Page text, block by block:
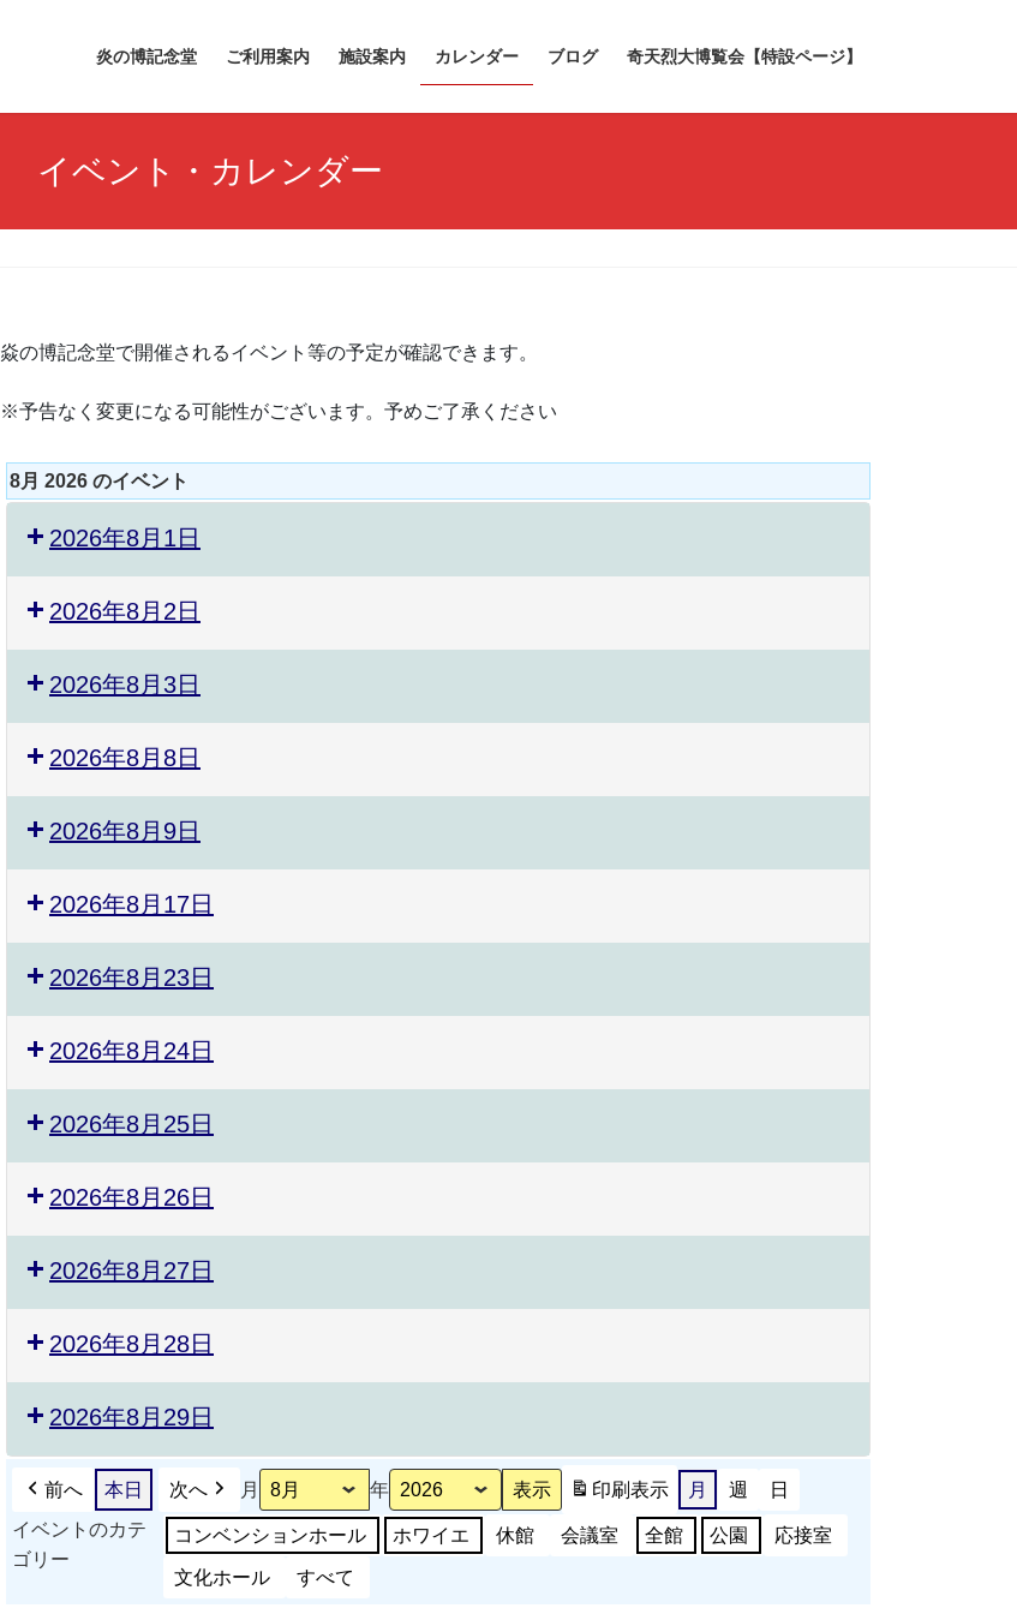
炎の博記念堂 ご利用案内 施設案内 カレンダー ブログ 奇天烈大博覧会【特設ページ】
イベント・カレンダー
焱の博記念堂で開催されるイベント等の予定が確認できます。
※予告なく変更になる可能性がございます。予めご了承ください
8月 2026 のイベント
2026年8月1日
2026年8月2日
2026年8月3日
2026年8月8日
2026年8月9日
2026年8月17日
2026年8月23日
2026年8月24日
2026年8月25日
2026年8月26日
2026年8月27日
2026年8月28日
2026年8月29日
前へ 本日 次へ 月 年 印刷表示 月 週
日
イベントのカテ
ゴリー
コンベンションホール ホワイエ 休館 会議室 全館 公園 応接室
文化ホール すべて